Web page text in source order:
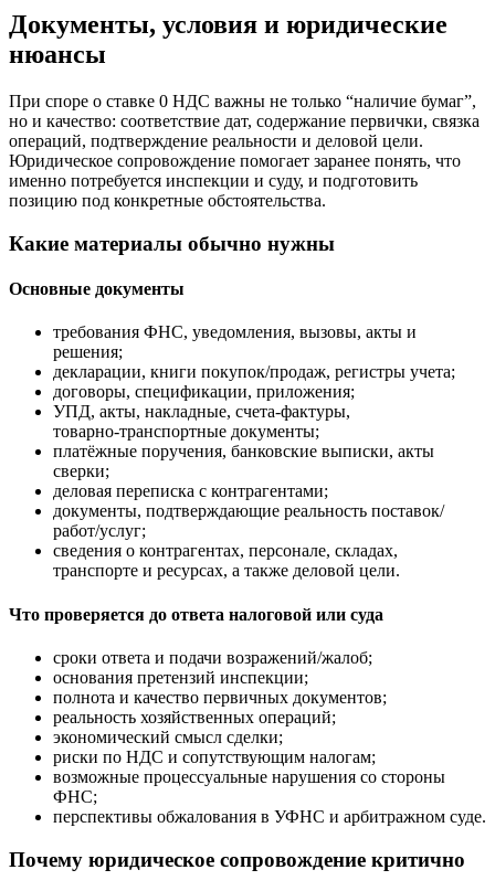
Документы, условия и юридические
нюансы
При споре о ставке 0 НДС важны не только “наличие бумаг”,
но и качество: соответствие дат, содержание первички, связка
операций, подтверждение реальности и деловой цели.
Юридическое сопровождение помогает заранее понять, что
именно потребуется инспекции и суду, и подготовить
позицию под конкретные обстоятельства.
Какие материалы обычно нужны
Основные документы
требования ФНС, уведомления, вызовы, акты и
решения;
декларации, книги покупок/продаж, регистры учета;
договоры, спецификации, приложения;
УПД, акты, накладные, счета‑фактуры,
товарно‑транспортные документы;
платёжные поручения, банковские выписки, акты
сверки;
деловая переписка с контрагентами;
документы, подтверждающие реальность поставок/
работ/услуг;
сведения о контрагентах, персонале, складах,
транспорте и ресурсах, а также деловой цели.
Что проверяется до ответа налоговой или суда
сроки ответа и подачи возражений/жалоб;
основания претензий инспекции;
полнота и качество первичных документов;
реальность хозяйственных операций;
экономический смысл сделки;
риски по НДС и сопутствующим налогам;
возможные процессуальные нарушения со стороны
ФНС;
перспективы обжалования в УФНС и арбитражном суде.
Почему юридическое сопровождение критично